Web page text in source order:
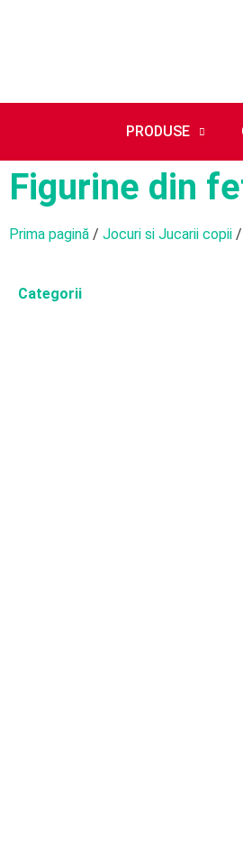
PRODUSE
Figurine din
Prima pagină / Jocuri si Jucarii copii /
Categorii